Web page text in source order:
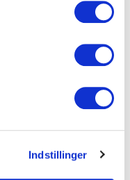
Indstillinger